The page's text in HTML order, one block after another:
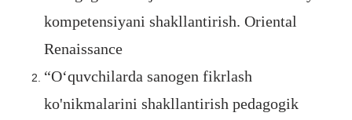
kompetensiyani shakllantirish. Oriental
Renaissance
“O‘quvchilarda sanogen fikrlash
ko'nikmalarini shakllantirish pedagogik